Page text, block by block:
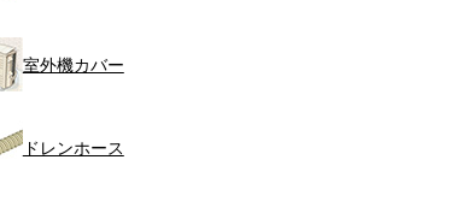
室外機カバー
ドレンホース